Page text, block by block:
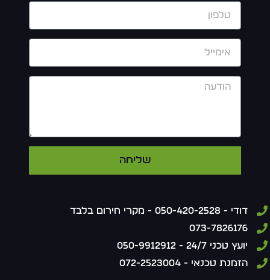
שליחה
דודי - 050-420-2528 - מקרי חירום בלבד
073-7826176
יועץ טכני 24/7 - 050-9912912
הזמנת טכנאי - 072-2523004